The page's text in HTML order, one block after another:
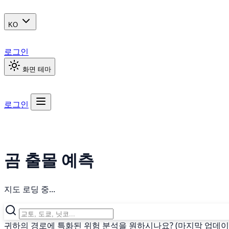
KO
로그인
화면 테마
로그인
곰 출몰 예측
지도 로딩 중...
귀하의 경로에 특화된 위험 분석을 원하시나요? (마지막 업데